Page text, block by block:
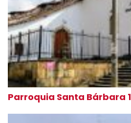
Parroquia Santa Bárbara